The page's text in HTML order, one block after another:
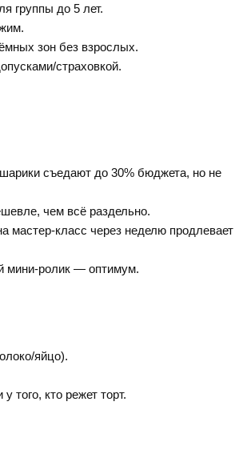
группы до 5 лет.
зон без взрослых.
страховкой.
съедают до 30% бюджета, но не
чем всё раздельно.
мастер-класс через неделю продлевает
мини-ролик — оптимум.
яйцо).
того, кто режет торт.